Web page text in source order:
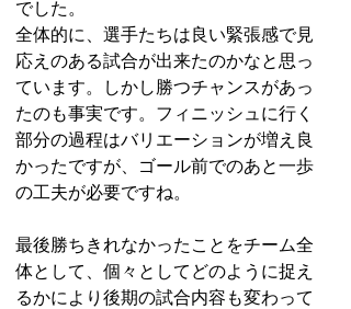
でした。
全体的に、選手たちは良い緊張感で見
応えのある試合が出来たのかなと思っ
ています。しかし勝つチャンスがあっ
たのも事実です。フィニッシュに行く
部分の過程はバリエーションが増え良
かったですが、ゴール前でのあと一歩
の工夫が必要ですね。
最後勝ちきれなかったことをチーム全
体として、個々としてどのように捉え
るかにより後期の試合内容も変わって